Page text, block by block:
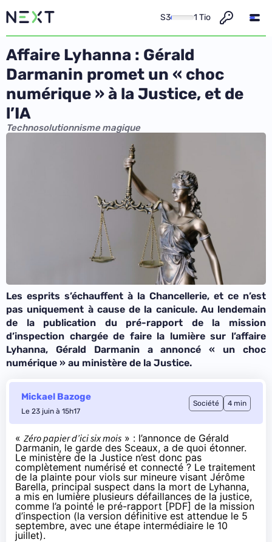
S3 1 Tio
Affaire Lyhanna : Gérald
Darmanin promet un « choc
numérique » à la Justice, et de
l’IA
Technosolutionnisme magique
Les esprits s’échauffent à la Chancellerie, et ce n’est
pas uniquement à cause de la canicule. Au lendemain
de la publication du pré-rapport de la mission
d’inspection chargée de faire la lumière sur l’affaire
Lyhanna, Gérald Darmanin a annoncé « un choc
numérique » au ministère de la Justice.
Mickael Bazoge
Le 23 juin à 15h17
Société 4 min
« Zéro papier d’ici six mois » : l’annonce de Gérald
Darmanin, le garde des Sceaux, a de quoi étonner.
Le ministère de la Justice n’est donc pas
complètement numérisé et connecté ? Le traitement
de la plainte pour viols sur mineure visant Jérôme
Barella, principal suspect dans la mort de Lyhanna,
a mis en lumière plusieurs défaillances de la justice,
comme l’a pointé le pré-rapport [PDF] de la mission
d’inspection (la version définitive est attendue le 5
septembre, avec une étape intermédiaire le 10
juillet).